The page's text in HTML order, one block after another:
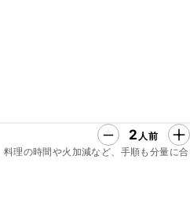
2 人前
理の時間や火加減など、手順も分量に合